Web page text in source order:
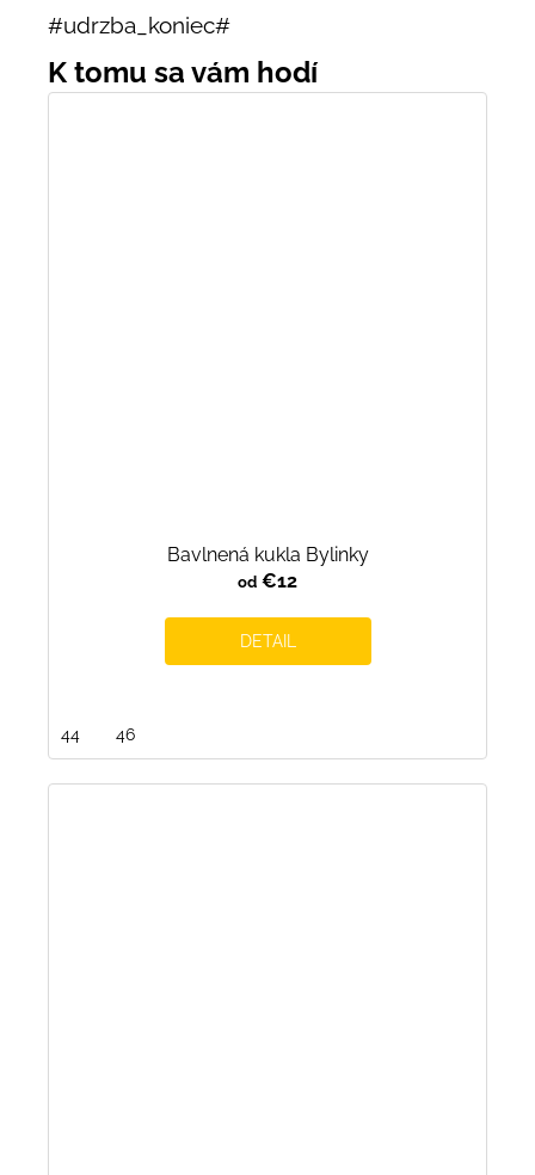
#udrzba_koniec#
Bavlnená kukla Bylinky
od €12
DETAIL
44 46